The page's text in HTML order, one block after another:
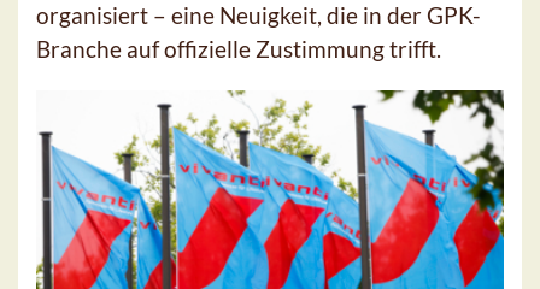
organisiert – eine Neuigkeit, die in der GPK-
Branche auf offizielle Zustimmung trifft.